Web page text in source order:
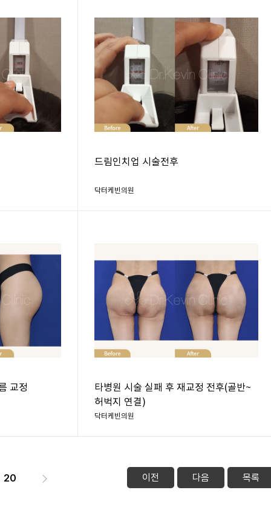
드림인치업 시술전후
닥터케빈의원
교정
타병원 시술 실패 후 재교정 전후(골반~
허벅지 연결)
닥터케빈의원
20 이전 다음 목록